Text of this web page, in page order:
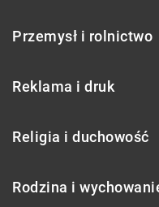
Przemysł i rolnictwo
Reklama i druk
Religia i duchowość
Rodzina i